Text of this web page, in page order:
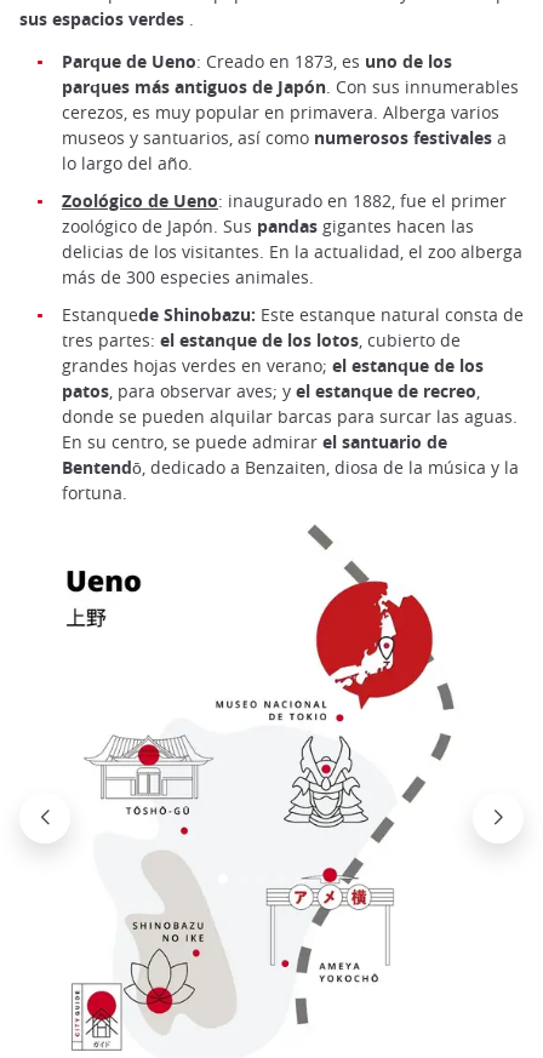
sus espacios verdes
Parque de Ueno: Creado en 1873, es uno de los
parques más antiguos de Japón. Con sus innumerables
cerezos, es muy popular en primavera. Alberga varios
museos y santuarios, así como numerosos festivales a
lo largo del año.
Zoológico de Ueno: inaugurado en 1882, fue el primer
zoológico de Japón. Sus pandas gigantes hacen las
delicias de los visitantes. En la actualidad, el zoo alberga
más de 300 especies animales.
Estanquede Shinobazu: Este estanque natural consta de
tres partes: el estanque de los lotos, cubierto de
grandes hojas verdes en verano; el estanque de los
patos, para observar aves; y el estanque de recreo,
donde se pueden alquilar barcas para surcar las aguas.
En su centro, se puede admirar el santuario de
Bentendō, dedicado a Benzaiten, diosa de la música y la
fortuna.